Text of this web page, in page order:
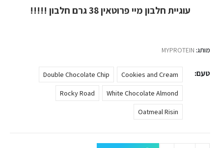
עוגיית חלבון מיי פרוטאין 38 גרם חלבון !!!!!
מותג: MYPROTEIN
טעם Cookies and Cream
Double Chocolate Chip
White Chocolate Almond
Rocky Road
Oatmeal Risin